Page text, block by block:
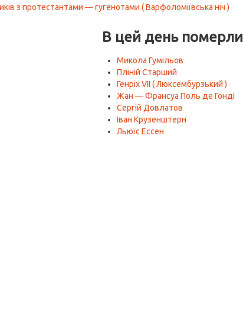
з протестантами — гугенотами ( Варфоломіївська ніч )
В цей день померли
Микола Гумільов
Пліній Старший
Генріх VII ( Люксембурзький )
Жан — Франсуа Поль де Гонді
Сергій Довлатов
Іван Крузенштерн
Льюїс Ессен